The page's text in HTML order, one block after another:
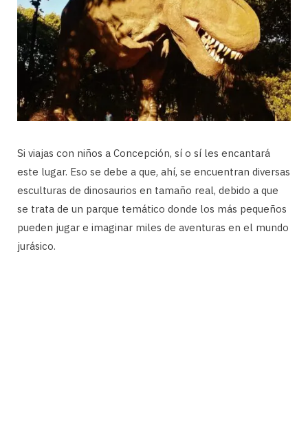
Si viajas con niños a Concepción, sí o sí les encantará
este lugar. Eso se debe a que, ahí, se encuentran diversas
esculturas de dinosaurios en tamaño real, debido a que
se trata de un parque temático donde los más pequeños
pueden jugar e imaginar miles de aventuras en el mundo
jurásico.